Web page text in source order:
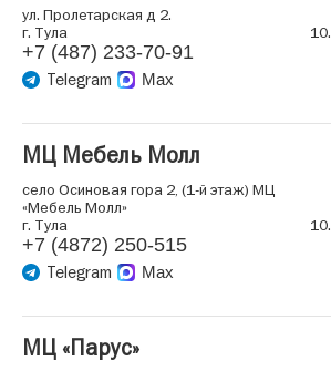
ул. Пролетарская д 2.
г. Тула
+7 (487) 233-70-91
Telegram Max
МЦ Мебель Молл
село Осиновая гора 2, (1-й этаж) МЦ
«Мебель Молл»
г. Тула
+7 (4872) 250-515
Telegram Max
МЦ «Парус»